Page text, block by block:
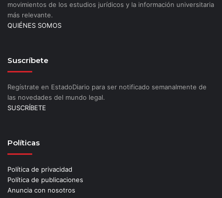
movimientos de los estudios jurídicos y la información universitaria
más relevante.
QUIÉNES SOMOS
Suscríbete
Regístrate en EstadoDiario para ser notificado semanalmente de
las novedades del mundo legal.
SUSCRÍBETE
Políticas
Política de privacidad
Política de publicaciones
Anuncia con nosotros